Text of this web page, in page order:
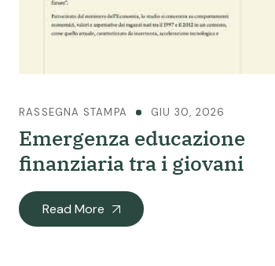
RASSEGNA STAMPA GIU 30, 2026
Emergenza educazione
finanziaria tra i giovani
Read More